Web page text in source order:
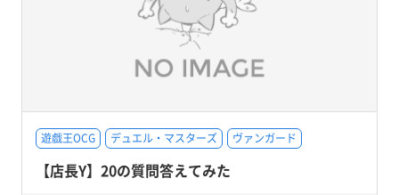
遊戯王OCG デュエル・マスターズ ヴァンガード
【店長Y】20の質問答えてみた